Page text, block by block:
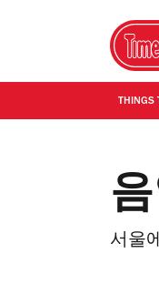
THINGS
서울